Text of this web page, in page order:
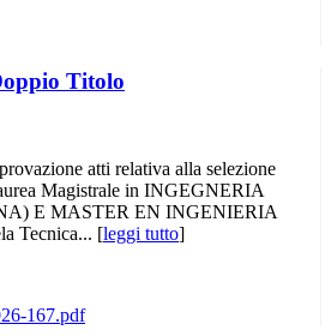
Titolo
atti relativa alla selezione
Magistrale in INGEGNERIA
E MASTER EN INGENIERIA
Tecnica... [leggi tutto]